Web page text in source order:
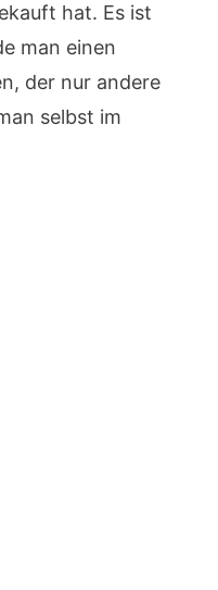
hat. Es ist
man einen
der nur andere
selbst im